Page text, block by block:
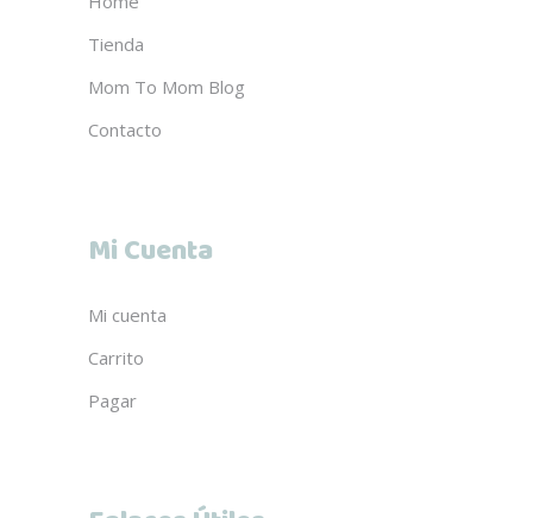
Tienda
Mom To Mom Blog
Contacto
Mi Cuenta
Mi cuenta
Carrito
Pagar